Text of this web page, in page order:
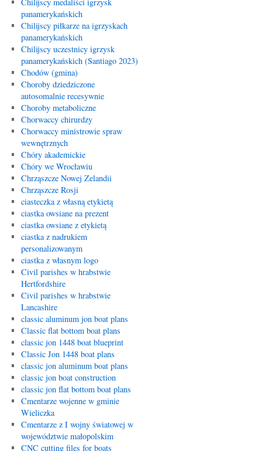
panamerykańskich
Chilijscy piłkarze na igrzyskach
panamerykańskich
Chilijscy uczestnicy igrzysk
panamerykańskich (Santiago 2023)
Chodów (gmina)
Choroby dziedziczone
autosomalnie recesywnie
Choroby metaboliczne
Chorwaccy chirurdzy
Chorwaccy ministrowie spraw
wewnętrznych
Chóry akademickie
Chóry we Wrocławiu
Chrząszcze Nowej Zelandii
Chrząszcze Rosji
ciasteczka z własną etykietą
ciastka owsiane na prezent
ciastka owsiane z etykietą
ciastka z nadrukiem
personalizowanym
ciastka z własnym logo
Civil parishes w hrabstwie
Hertfordshire
Civil parishes w hrabstwie
Lancashire
classic aluminum jon boat plans
Classic flat bottom boat plans
classic jon 1448 boat blueprint
Classic Jon 1448 boat plans
classic jon aluminum boat plans
classic jon boat construction
classic jon flat bottom boat plans
Cmentarze wojenne w gminie
Wieliczka
Cmentarze z I wojny światowej w
województwie małopolskim
CNC cutting files for boats